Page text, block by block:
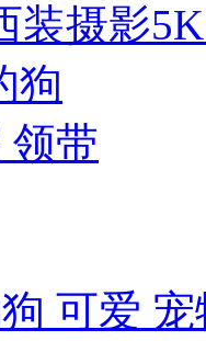
装摄影
可爱